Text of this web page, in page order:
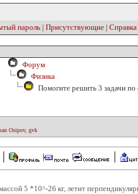
пароль | Присутствующие | Справка
Форум
Физика
Помогите решить 3 задачи по
Osipov, gvk
5 *10^-26 кг, летит